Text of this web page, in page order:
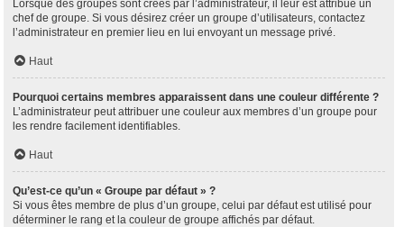
Lorsque des groupes sont créés par l’administrateur, il leur est attribué un
chef de groupe. Si vous désirez créer un groupe d’utilisateurs, contactez
l’administrateur en premier lieu en lui envoyant un message privé.
Haut
Pourquoi certains membres apparaissent dans une couleur différente ?
L’administrateur peut attribuer une couleur aux membres d’un groupe pour
les rendre facilement identifiables.
Haut
Qu’est-ce qu’un « Groupe par défaut » ?
Si vous êtes membre de plus d’un groupe, celui par défaut est utilisé pour
déterminer le rang et la couleur de groupe affichés par défaut.